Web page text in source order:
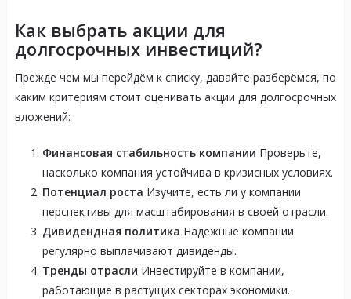
Как выбрать акции для
долгосрочных инвестиций?
Прежде чем мы перейдём к списку, давайте разберёмся, по
каким критериям стоит оценивать акции для долгосрочных
вложений:
Финансовая стабильность компании Проверьте,
насколько компания устойчива в кризисных условиях.
Потенциал роста Изучите, есть ли у компании
перспективы для масштабирования в своей отрасли.
Дивидендная политика Надёжные компании
регулярно выплачивают дивиденды.
Тренды отрасли Инвестируйте в компании,
работающие в растущих секторах экономики.